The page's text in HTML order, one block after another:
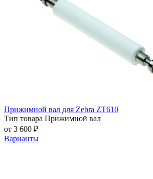
Прижимной вал для Zebra ZT610
Тип товара Прижимной вал
от 3 600 ₽
Варианты